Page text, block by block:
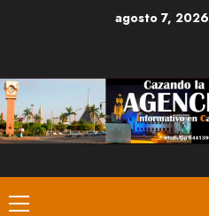
agosto 7, 2026
Menú